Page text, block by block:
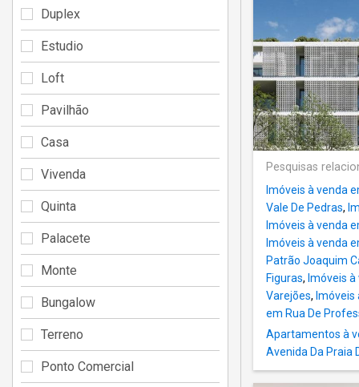
Pesquisas
Imóveis à venda
Vale De Pedras,
Imóveis à venda
Imóveis à venda
Patrão Joaquim
Figuras, Imóveis
Varejões,
em Rua De
Apartamentos à
Avenida Da Praia
Duplex
Estudio
Loft
Pavilhão
Casa
Vivenda
Quinta
Palacete
Monte
Bungalow
Terreno
Ponto Comercial